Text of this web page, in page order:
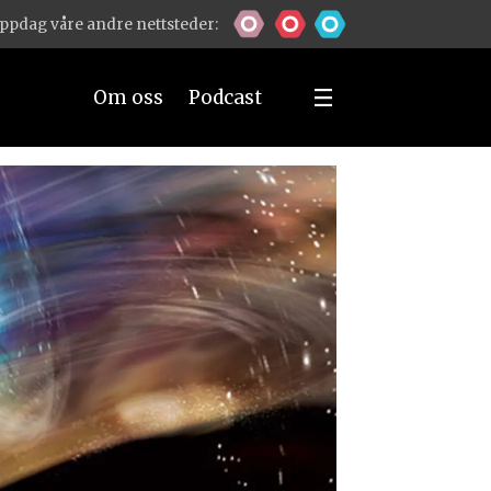
våre andre nettsteder:
Om oss Podcast